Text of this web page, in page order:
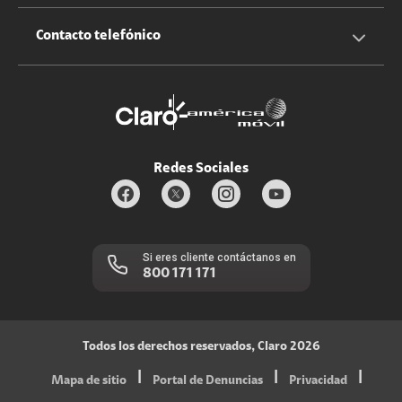
Propietario terreno antenas
Durabilidad de bienes
Estado de Servicios
Iniciar sesión
Contacto telefónico
Redes Sociales
Si eres cliente contáctanos en
800 171 171
Todos los derechos reservados, Claro 2026
Mapa de sitio Portal de Denuncias Privacidad